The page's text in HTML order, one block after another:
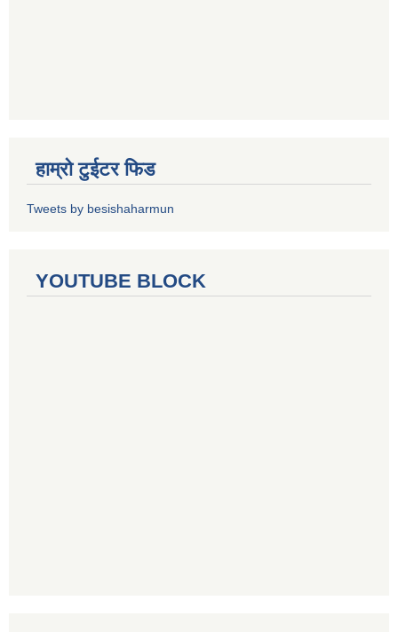
हाम्रो टुईटर फिड
Tweets by besishaharmun
YOUTUBE BLOCK